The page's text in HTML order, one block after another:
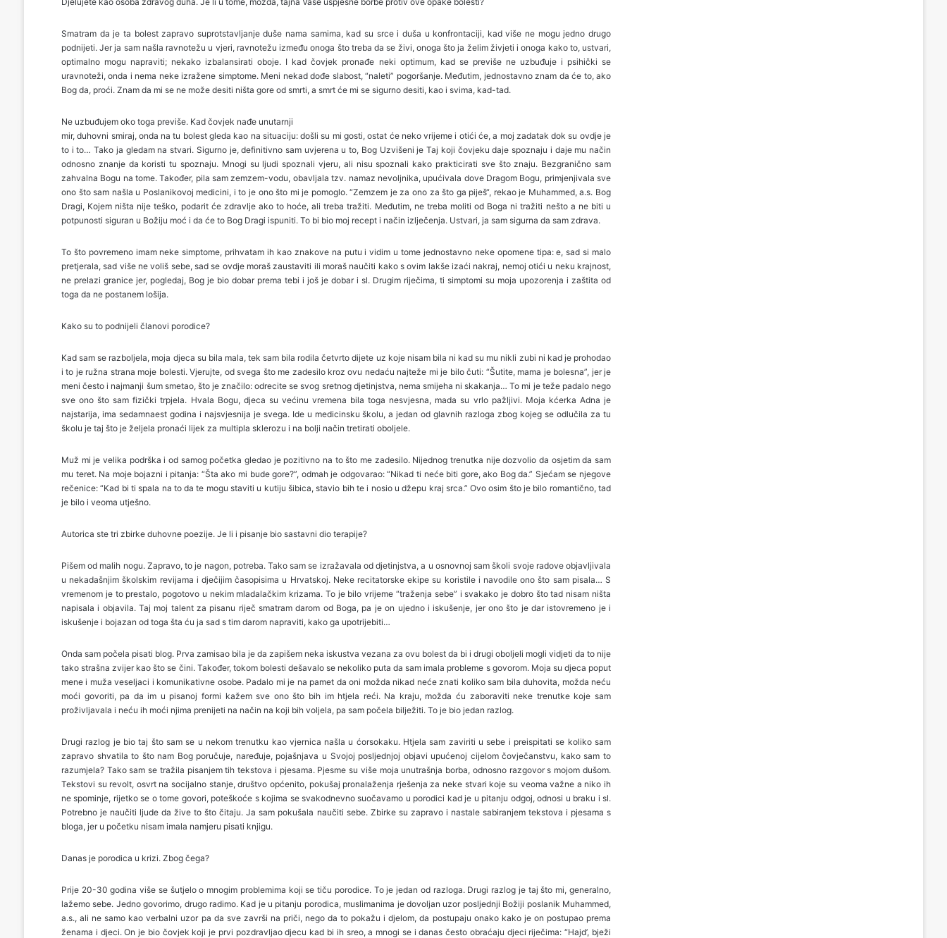
Smatram da je ta bolest zapravo suprotstavljanje duše nama samima, kad su srce i duša u konfrontaciji, kad više ne mogu jedno drugo
podnijeti. Jer ja sam našla ravnotežu u vjeri, ravnotežu između onoga što treba da se živi, onoga što ja želim živjeti i onoga kako to, ustvari,
optimalno mogu napraviti; nekako izbalansirati oboje. I kad čovjek pronađe neki optimum, kad se previše ne uzbuđuje i psihički se
uravnoteži, onda i nema neke izražene simptome. Meni nekad dođe slabost, “naleti” pogoršanje. Međutim, jednostavno znam da će to, ako
Bog da, proći. Znam da mi se ne može desiti ništa gore od smrti, a smrt će mi se sigurno desiti, kao i svima, kad-tad.
Ne uzbuđujem oko toga previše. Kad čovjek nađe unutarnji
mir, duhovni smiraj, onda na tu bolest gleda kao na situaciju: došli su mi gosti, ostat će neko vrijeme i otići će, a moj zadatak dok su ovdje je
to i to… Tako ja gledam na stvari. Sigurno je, definitivno sam uvjerena u to, Bog Uzvišeni je Taj koji čovjeku daje spoznaju i daje mu način
odnosno znanje da koristi tu spoznaju. Mnogi su ljudi spoznali vjeru, ali nisu spoznali kako prakticirati sve što znaju. Bezgranično sam
zahvalna Bogu na tome. Također, pila sam zemzem-vodu, obavljala tzv. namaz nevoljnika, upućivala dove Dragom Bogu, primjenjivala sve
ono što sam našla u Poslanikovoj medicini, i to je ono što mi je pomoglo. “Zemzem je za ono za što ga piješ“, rekao je Muhammed, a.s. Bog
Dragi, Kojem ništa nije teško, podarit će zdravlje ako to hoće, ali treba tražiti. Međutim, ne treba moliti od Boga ni tražiti nešto a ne biti u
potpunosti siguran u Božiju moć i da će to Bog Dragi ispuniti. To bi bio moj recept i način izlječenja. Ustvari, ja sam sigurna da sam zdrava.
To što povremeno imam neke simptome, prihvatam ih kao znakove na putu i vidim u tome jednostavno neke opomene tipa: e, sad si malo
pretjerala, sad više ne voliš sebe, sad se ovdje moraš zaustaviti ili moraš naučiti kako s ovim lakše izaći nakraj, nemoj otići u neku krajnost,
ne prelazi granice jer, pogledaj, Bog je bio dobar prema tebi i još je dobar i sl. Drugim riječima, ti simptomi su moja upozorenja i zaštita od
toga da ne postanem lošija.
Kako su to podnijeli članovi porodice?
Kad sam se razboljela, moja djeca su bila mala, tek sam bila rodila četvrto dijete uz koje nisam bila ni kad su mu nikli zubi ni kad je prohodao
i to je ružna strana moje bolesti. Vjerujte, od svega što me zadesilo kroz ovu nedaću najteže mi je bilo čuti: “Šutite, mama je bolesna”, jer je
meni često i najmanji šum smetao, što je značilo: odrecite se svog sretnog djetinjstva, nema smijeha ni skakanja… To mi je teže padalo nego
sve ono što sam fizički trpjela. Hvala Bogu, djeca su većinu vremena bila toga nesvjesna, mada su vrlo pažljivi. Moja kćerka Adna je
najstarija, ima sedamnaest godina i najsvjesnija je svega. Ide u medicinsku školu, a jedan od glavnih razloga zbog kojeg se odlučila za tu
školu je taj što je željela pronaći lijek za multipla sklerozu i na bolji način tretirati oboljele.
Muž mi je velika podrška i od samog početka gledao je pozitivno na to što me zadesilo. Nijednog trenutka nije dozvolio da osjetim da sam
mu teret. Na moje bojazni i pitanja: “Šta ako mi bude gore?”, odmah je odgovarao: “Nikad ti neće biti gore, ako Bog da.” Sjećam se njegove
rečenice: “Kad bi ti spala na to da te mogu staviti u kutiju šibica, stavio bih te i nosio u džepu kraj srca.” Ovo osim što je bilo romantično, tad
je bilo i veoma utješno.
Autorica ste tri zbirke duhovne poezije. Je li i pisanje bio sastavni dio terapije?
Pišem od malih nogu. Zapravo, to je nagon, potreba. Tako sam se izražavala od djetinjstva, a u osnovnoj sam školi svoje radove objavljivala
u nekadašnjim školskim revijama i dječijim časopisima u Hrvatskoj. Neke recitatorske ekipe su koristile i navodile ono što sam pisala… S
vremenom je to prestalo, pogotovo u nekim mladalačkim krizama. To je bilo vrijeme “traženja sebe” i svakako je dobro što tad nisam ništa
napisala i objavila. Taj moj talent za pisanu riječ smatram darom od Boga, pa je on ujedno i iskušenje, jer ono što je dar istovremeno je i
iskušenje i bojazan od toga šta ću ja sad s tim darom napraviti, kako ga upotrijebiti…
Onda sam počela pisati blog. Prva zamisao bila je da zapišem neka iskustva vezana za ovu bolest da bi i drugi oboljeli mogli vidjeti da to nije
tako strašna zvijer kao što se čini. Također, tokom bolesti dešavalo se nekoliko puta da sam imala probleme s govorom. Moja su djeca poput
mene i muža veseljaci i komunikativne osobe. Padalo mi je na pamet da oni možda nikad neće znati koliko sam bila duhovita, možda neću
moći govoriti, pa da im u pisanoj formi kažem sve ono što bih im htjela reći. Na kraju, možda ću zaboraviti neke trenutke koje sam
proživljavala i neću ih moći njima prenijeti na način na koji bih voljela, pa sam počela bilježiti. To je bio jedan razlog.
Drugi razlog je bio taj što sam se u nekom trenutku kao vjernica našla u ćorsokaku. Htjela sam zaviriti u sebe i preispitati se koliko sam
zapravo shvatila to što nam Bog poručuje, naređuje, pojašnjava u Svojoj posljednjoj objavi upućenoj cijelom čovječanstvu, kako sam to
razumjela? Tako sam se tražila pisanjem tih tekstova i pjesama. Pjesme su više moja unutrašnja borba, odnosno razgovor s mojom dušom.
Tekstovi su revolt, osvrt na socijalno stanje, društvo općenito, pokušaj pronalaženja rješenja za neke stvari koje su veoma važne a niko ih
ne spominje, rijetko se o tome govori, poteškoće s kojima se svakodnevno suočavamo u porodici kad je u pitanju odgoj, odnosi u braku i sl.
Potrebno je naučiti ljude da žive to što čitaju. Ja sam pokušala naučiti sebe. Zbirke su zapravo i nastale sabiranjem tekstova i pjesama s
bloga, jer u početku nisam imala namjeru pisati knjigu.
Danas je porodica u krizi. Zbog čega?
Prije 20-30 godina više se šutjelo o mnogim problemima koji se tiču porodice. To je jedan od razloga. Drugi razlog je taj što mi, generalno,
lažemo sebe. Jedno govorimo, drugo radimo. Kad je u pitanju porodica, muslimanima je dovoljan uzor posljednji Božiji poslanik Muhammed,
a.s., ali ne samo kao verbalni uzor pa da sve završi na priči, nego da to pokažu i djelom, da postupaju onako kako je on postupao prema
ženama i djeci. On je bio čovjek koji je prvi pozdravljao djecu kad bi ih sreo, a mnogi se i danas često obraćaju djeci riječima: “Hajd’, bježi